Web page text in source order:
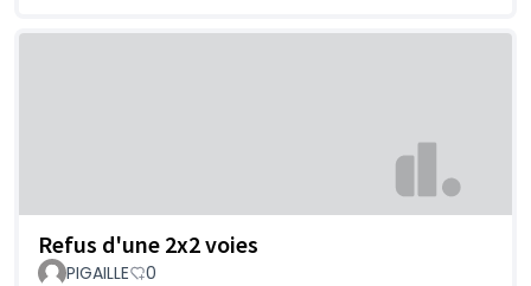
Refus d'une 2x2 voies
PIGAILLE 0